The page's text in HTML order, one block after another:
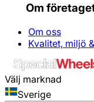
Om
Om oss
Kvalitet, miljö
Välj marknad
Sverige